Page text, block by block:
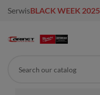
SerwisBLACK WEEK 2025